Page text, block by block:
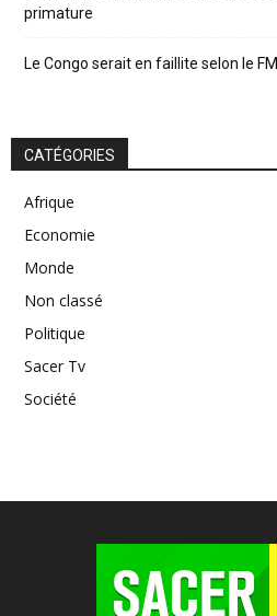
primature
Le Congo serait en faillite selon le FMI
CATÉGORIES
Afrique
Economie
Monde
Non classé
Politique
Sacer Tv
Société